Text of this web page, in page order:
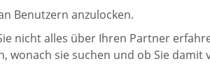
Benutzern anzulocken.
nicht alles über Ihren Partner
wonach sie suchen und ob Sie